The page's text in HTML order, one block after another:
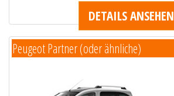
DETAILS ANSEHEN
Peugeot Partner (oder ähnliche)